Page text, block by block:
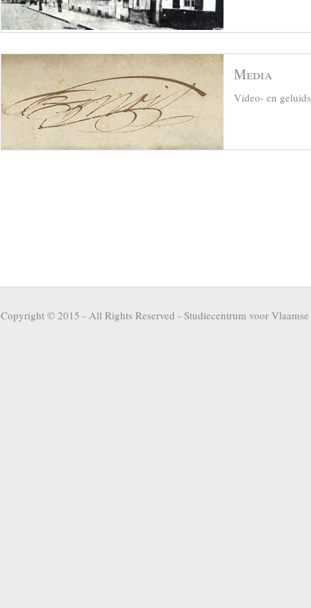
Media
Video- en
Copyright © 2015 - All Rights Reserved - Studiecentrum voor